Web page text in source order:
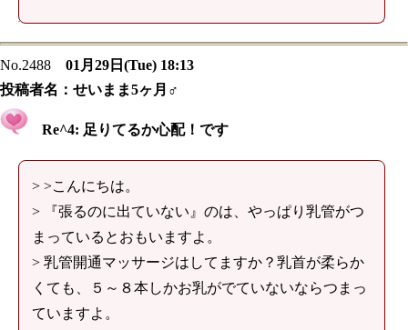
No.2488
01月29日(Tue) 18:13
投稿者名： せいまま5ヶ月♂
Re^4: 足りてるか心配！です
> >こんにちは。
> 『張るのに出ていない』のは、やっぱり乳管がつ
まっているとおもいますよ。
> 乳管開通マッサージはしてますか？乳首が柔らか
くても、５～８本しかお乳がでていないならつまっ
ていますよ。